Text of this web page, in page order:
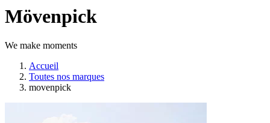
Mövenpick
We make moments
Accueil
Toutes nos marques
movenpick